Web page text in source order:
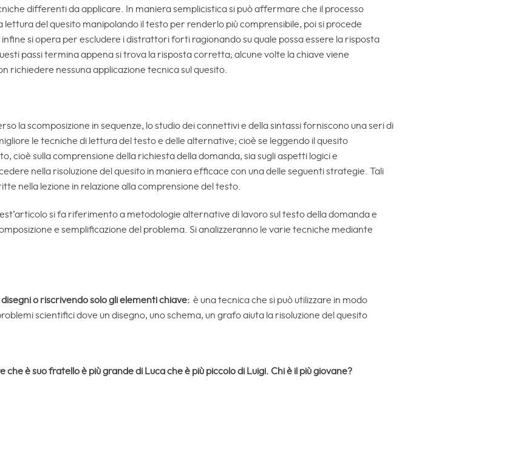
differenti da applicare. In maniera semplicistica si può affermare che il processo
del quesito manipolando il testo per renderlo più comprensibile, poi si procede
si opera per escludere i distrattori forti ragionando su quale possa essere la risposta
passi termina appena si trova la risposta corretta; alcune volte la chiave viene
richiedere nessuna applicazione tecnica sul quesito.
la scomposizione in sequenze, lo studio dei connettivi e della sintassi forniscono una seri di
le tecniche di lettura del testo e delle alternative; cioè se leggendo il quesito
cioè sulla comprensione della richiesta della domanda, sia sugli aspetti logici e
nella risoluzione del quesito in maniera efficace con una delle seguenti strategie. Tali
nella lezione in relazione alla comprensione del testo.
si fa riferimento a metodologie alternative di lavoro sul testo della domanda e
e semplificazione del problema. Si analizzeranno le varie tecniche mediante
o riscrivendo solo gli elementi chiave: è una tecnica che si può utilizzare in modo
scientifici dove un disegno, uno schema, un grafo aiuta la risoluzione del quesito
è suo fratello è più grande di Luca che è più piccolo di Luigi. Chi è il più giovane?